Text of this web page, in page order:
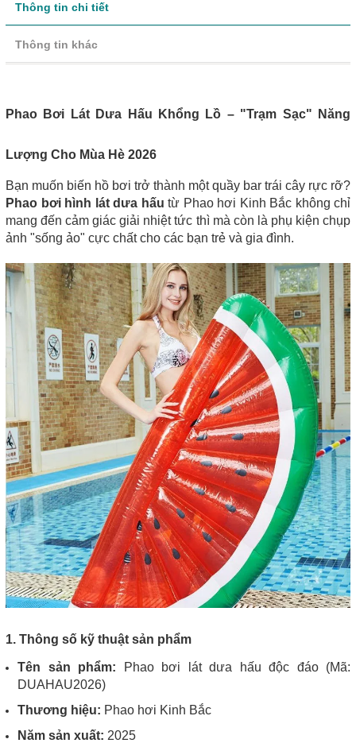
Thông tin chi tiết
Thông tin khác
Phao Bơi Lát Dưa Hấu Khổng Lồ – "Trạm Sạc" Năng
Lượng Cho Mùa Hè 2026
Bạn muốn biến hồ bơi trở thành một quầy bar trái cây rực rỡ?
Phao bơi hình lát dưa hấu từ Phao hơi Kinh Bắc không chỉ
mang đến cảm giác giải nhiệt tức thì mà còn là phụ kiện chụp
ảnh "sống ảo" cực chất cho các bạn trẻ và gia đình.
1. Thông số kỹ thuật sản phẩm
Tên sản phẩm: Phao bơi lát dưa hấu độc đáo (Mã:
DUAHAU2026)
Thương hiệu: Phao hơi Kinh Bắc
Năm sản xuất: 2025